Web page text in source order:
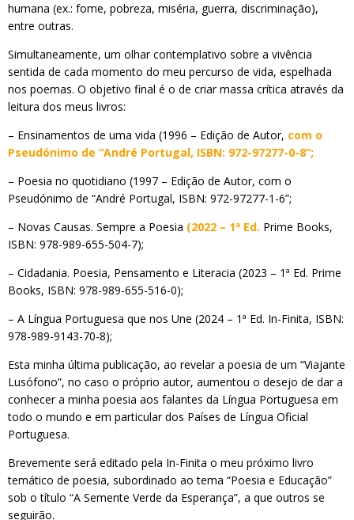
humana (ex.: fome, pobreza, miséria, guerra, discriminação),
entre outras.
Simultaneamente, um olhar contemplativo sobre a vivência
sentida de cada momento do meu percurso de vida, espelhada
nos poemas. O objetivo final é o de criar massa crítica através da
leitura dos meus livros:
– Ensinamentos de uma vida (1996 – Edição de Autor, com o
Pseudónimo de “André Portugal, ISBN: 972-97277-0-8”;
– Poesia no quotidiano (1997 – Edição de Autor, com o
Pseudónimo de “André Portugal, ISBN: 972-97277-1-6”;
– Novas Causas. Sempre a Poesia (2022 – 1ª Ed. Prime Books,
ISBN: 978-989-655-504-7);
– Cidadania. Poesia, Pensamento e Literacia (2023 – 1ª Ed. Prime
Books, ISBN: 978-989-655-516-0);
– A Língua Portuguesa que nos Une (2024 – 1ª Ed. In-Finita, ISBN:
978-989-9143-70-8);
Esta minha última publicação, ao revelar a poesia de um “Viajante
Lusófono”, no caso o próprio autor, aumentou o desejo de dar a
conhecer a minha poesia aos falantes da Língua Portuguesa em
todo o mundo e em particular dos Países de Língua Oficial
Portuguesa.
Brevemente será editado pela In-Finita o meu próximo livro
temático de poesia, subordinado ao tema “Poesia e Educação”
sob o título “A Semente Verde da Esperança”, a que outros se
seguirão.